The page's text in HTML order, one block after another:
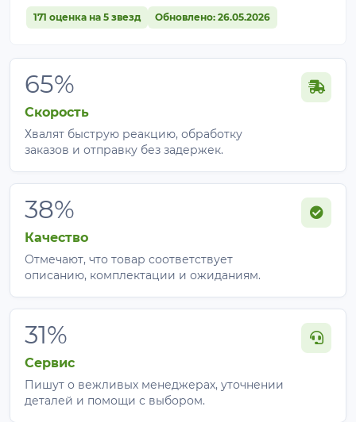
171 оценка на 5 звезд Обновлено: 26.05.2026
65%
Скорость
Хвалят быструю реакцию, обработку
заказов и отправку без задержек.
38%
Качество
Отмечают, что товар соответствует
описанию, комплектации и ожиданиям.
31%
Сервис
Пишут о вежливых менеджерах, уточнении
деталей и помощи с выбором.